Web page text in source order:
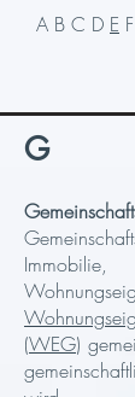
A B C D E F
G
(WEG)